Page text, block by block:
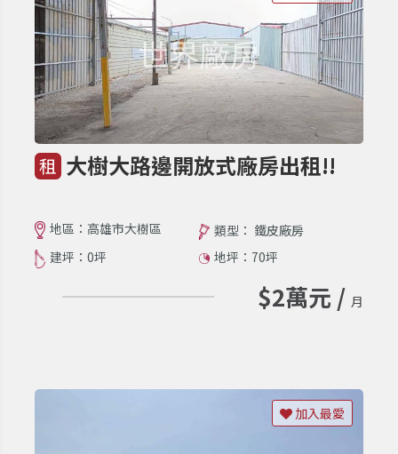
租 大樹大路邊開放式廠房出租!!
地區：高雄市大樹區
類型： 鐵皮廠房
建坪：0坪
地坪：70坪
$2萬元 / 月
加入最愛